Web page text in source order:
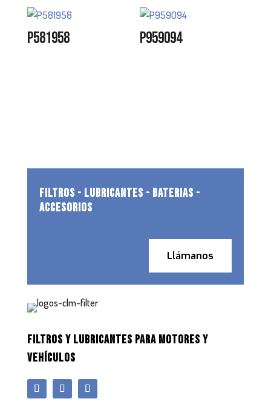
P581958 P959094
FILTROS - LUBRICANTES - BATERIAS -
ACCESORIOS
Llámanos
FILTROS Y LUBRICANTES PARA MOTORES Y
VEHÍCULOS